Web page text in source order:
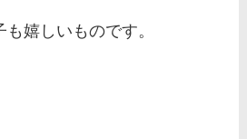
嬉しいものです。